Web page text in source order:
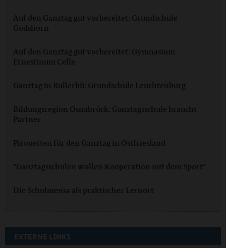
Auf den Ganztag gut vorbereitet: Grundschule
Godshorn
Auf den Ganztag gut vorbereitet: Gymnasium
Ernestinum Celle
Ganztag in Bullerbü: Grundschule Leuchtenburg
Bildungsregion Osnabrück: Ganztagsschule braucht
Partner
Pirouetten für den Ganztag in Ostfriesland
"Ganztagsschulen wollen Kooperation mit dem Sport"
Die Schulmensa als praktischer Lernort
EXTERNE LINKS